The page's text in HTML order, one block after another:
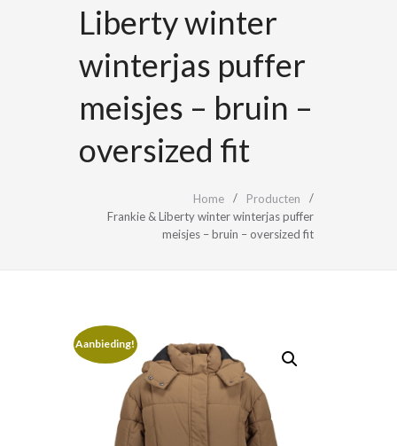
Liberty winter
winterjas puffer
meisjes – bruin –
oversized fit
Home
Producten
Frankie & Liberty winter winterjas puffer
meisjes – bruin – oversized fit
Aanbieding!